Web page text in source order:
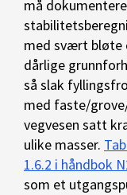
må
med svært bløte
dårlige
så slak
med faste/
vegvesen satt
ulike masser.
1.6.2 i håndbok
som et